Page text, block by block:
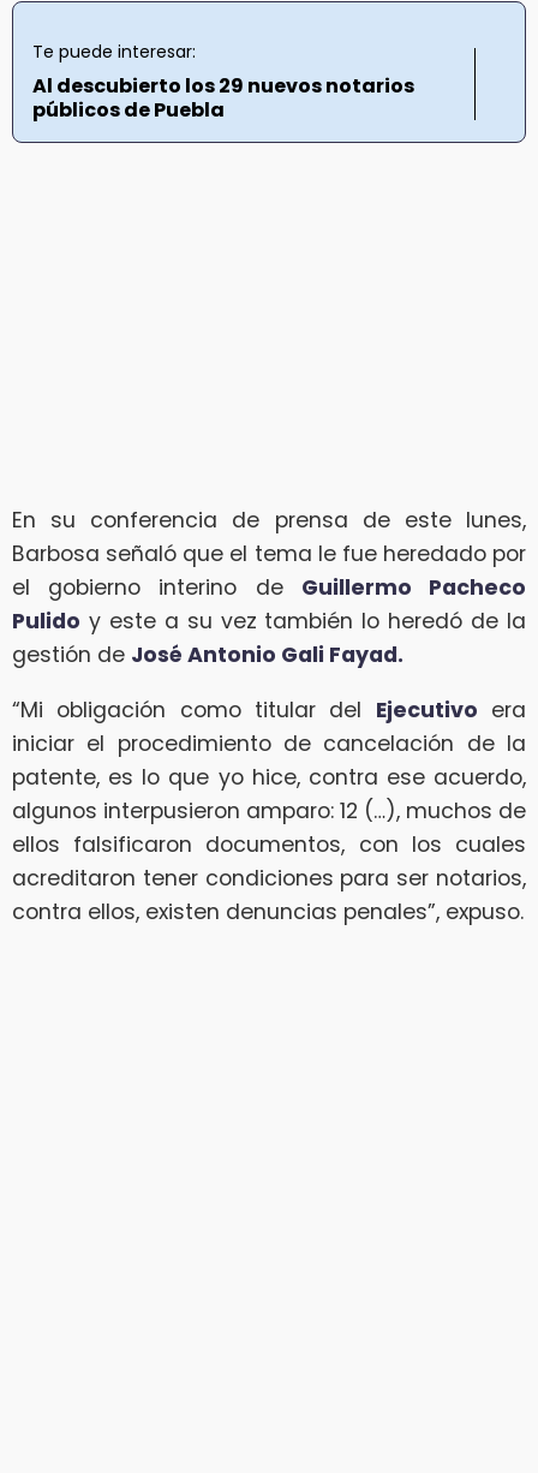
Te puede interesar:
Al descubierto los 29 nuevos notarios
públicos de Puebla
En su conferencia de prensa de este lunes,
Barbosa señaló que el tema le fue heredado por
el gobierno interino de Guillermo Pacheco
Pulido y este a su vez también lo heredó de la
gestión de José Antonio Gali Fayad.
“Mi obligación como titular del Ejecutivo era
iniciar el procedimiento de cancelación de la
patente, es lo que yo hice, contra ese acuerdo,
algunos interpusieron amparo: 12 (…), muchos de
ellos falsificaron documentos, con los cuales
acreditaron tener condiciones para ser notarios,
contra ellos, existen denuncias penales”, expuso.